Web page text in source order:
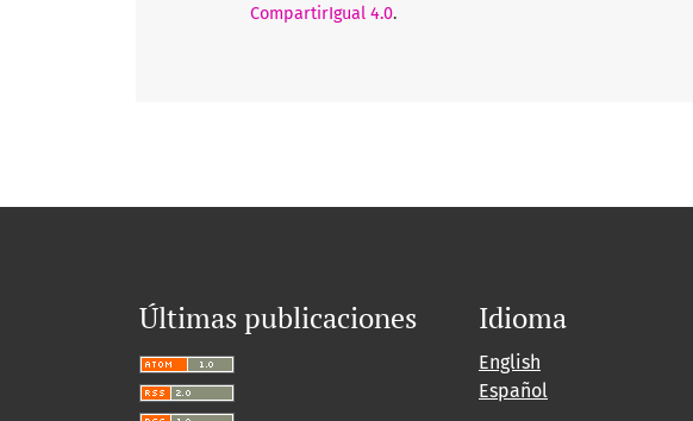
CompartirIgual 4.0.
Últimas publicaciones Idioma
English
Español